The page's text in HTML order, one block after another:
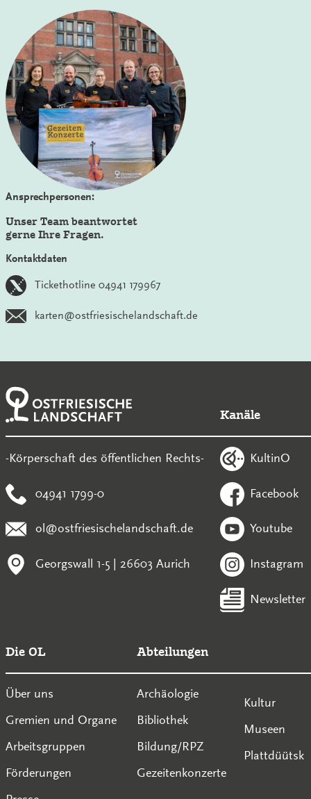
Ansprechpersonen:
Unser Team beantwortet
gerne Ihre Fragen.
Kontaktdaten
Tickethotline 04941 179967
karten@ostfriesischelandschaft.de
-Körperschaft des öffentlichen Rechts-
04941 1799-0
ol@ostfriesischelandschaft.de
Georgswall 1-5 | 26603 Aurich
Kanäle
KultinO
Facebook
Youtube
Instagram
Newsletter
Die OL
Über uns
Gremien und Organe
Arbeitsgruppen
Förderungen
Abteilungen
Archäologie
Bibliothek
Bildung/RPZ
Gezeitenkonzerte
Kultur
Museen
Plattdüütsk